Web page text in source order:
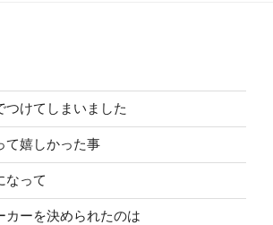
つけてしまいました
て嬉しかった事
なって
カーを決められたのは